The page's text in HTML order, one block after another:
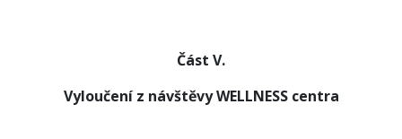
Část V.
Vyloučení z návštěvy WELLNESS centra